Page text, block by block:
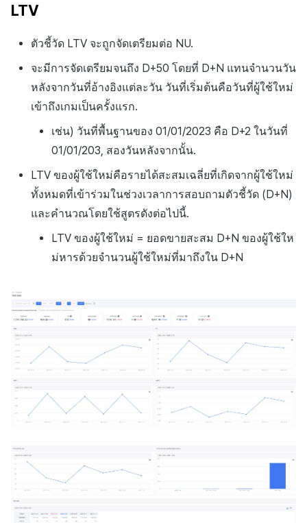
LTV
ตัวชี้วัด LTV จะถูกจัดเตรียมต่อ NU.
จะมีการจัดเตรียมจนถึง D+50 โดยที่ D+N แทนจำนวนวัน
หลังจากวันที่อ้างอิงแต่ละวัน วันที่เริ่มต้นคือวันที่ผู้ใช้ใหม่
เข้าถึงเกมเป็นครั้งแรก.
เช่น) วันที่พื้นฐานของ 01/01/2023 คือ D+2 ในวันที่
01/01/203, สองวันหลังจากนั้น.
LTV ของผู้ใช้ใหม่คือรายได้สะสมเฉลี่ยที่เกิดจากผู้ใช้ใหม่
ทั้งหมดที่เข้าร่วมในช่วงเวลาการสอบถามตัวชี้วัด (D+N)
และคำนวณโดยใช้สูตรดังต่อไปนี้.
LTV ของผู้ใช้ใหม่ = ยอดขายสะสม D+N ของผู้ใช้ให
ม่หารด้วยจำนวนผู้ใช้ใหม่ที่มาถึงใน D+N